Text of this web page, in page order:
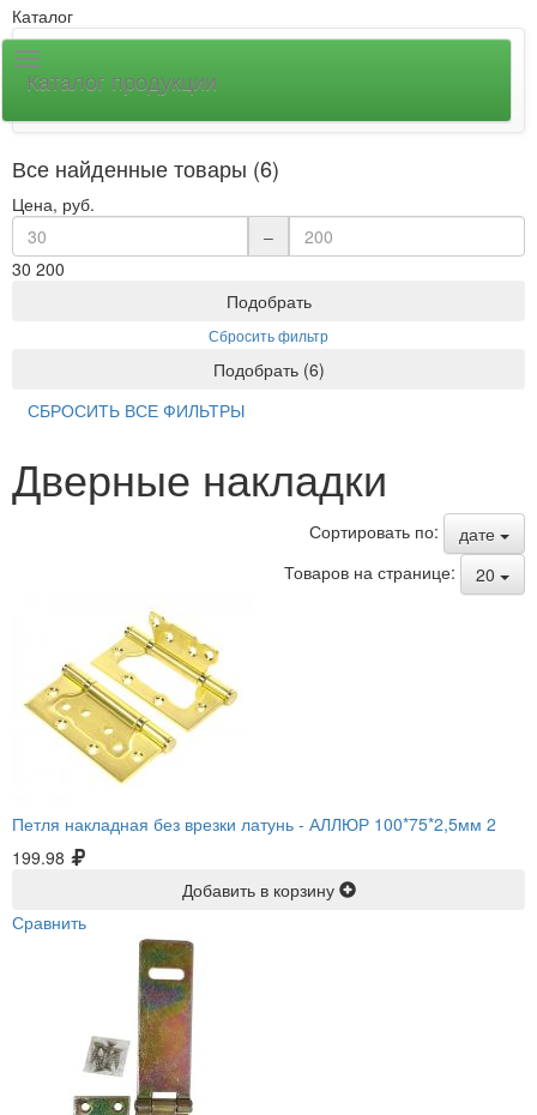
Каталог
Каталог продукции
Все найденные товары (6)
Цена, руб.
–
30 200
Подобрать
Сбросить фильтр
Подобрать (6)
СБРОСИТЬ ВСЕ ФИЛЬТРЫ
Дверные накладки
Сортировать по:
дате
Товаров на странице:
20
Петля накладная без врезки латунь - АЛЛЮР 100*75*2,5мм 2
199.98
Добавить в корзину
Сравнить